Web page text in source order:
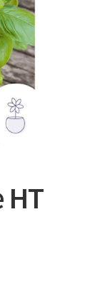
HT